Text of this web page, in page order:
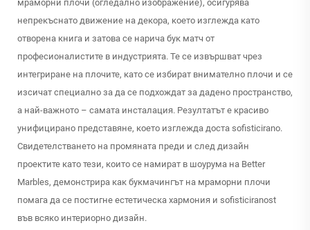
мраморни плочи (огледално изображение), осигурява
непрекъснато движение на декора, което изглежда като
отворена книга и затова се нарича бук матч от
професионалистите в индустрията. Те се извършват чрез
интегриране на плочите, като се избират внимателно плочи и се
изсичат специално за да се подхождат за дадено пространство,
а най-важното – самата инсталация. Резултатът е красиво
унифицирано представяне, което изглежда доста sofisticirano.
Свидетелстването на промяната преди и след дизайн
проектите като тези, които се намират в шоурума на Better
Marbles, демонстрира как букмачингът на мраморни плочи
помага да се постигне естетическа хармония и sofisticiranost
във всяко интериорно дизайн.